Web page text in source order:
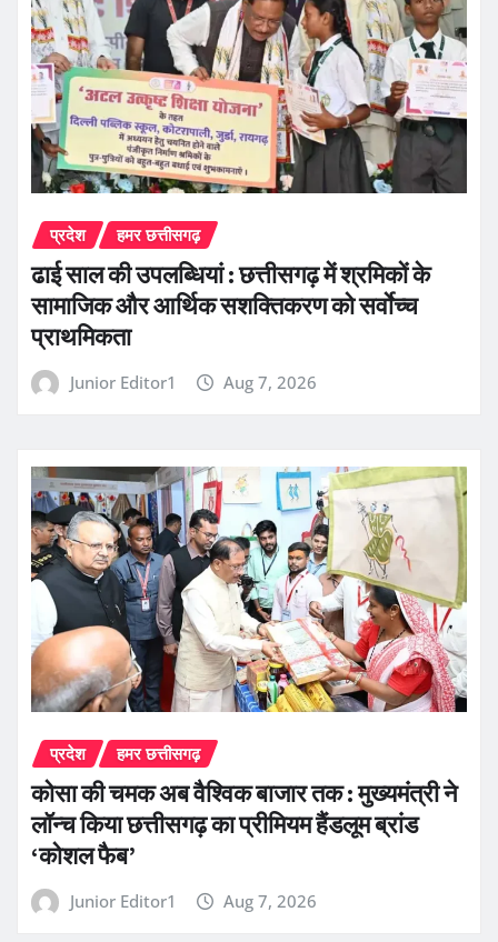
प्रदेश हमर छत्तीसगढ़
ढाई साल की उपलब्धियां : छत्तीसगढ़ में श्रमिकों के
सामाजिक और आर्थिक सशक्तिकरण को सर्वाेच्च
प्राथमिकता
Junior Editor1 Aug 7, 2026
प्रदेश हमर छत्तीसगढ़
कोसा की चमक अब वैश्विक बाजार तक : मुख्यमंत्री ने
लॉन्च किया छत्तीसगढ़ का प्रीमियम हैंडलूम ब्रांड
‘कोशल फैब’
Junior Editor1 Aug 7, 2026